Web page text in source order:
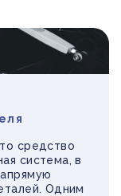
средство
система, в
Одним